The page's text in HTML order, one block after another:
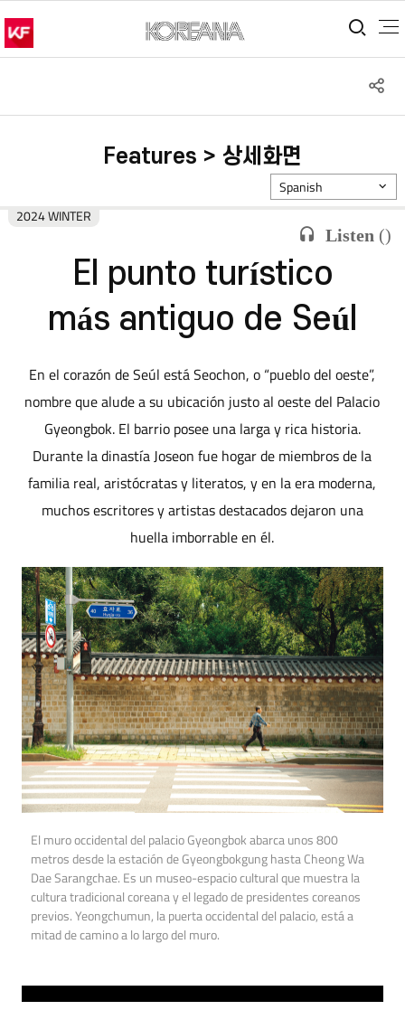
통
Features > 상세화면
Listen ()
2024 WINTER
Spanish
El punto turístico
más antiguo de Seúl
En el corazón de Seúl está Seochon, o “pueblo del oeste”,
nombre que alude a su ubicación justo al oeste del Palacio
Gyeongbok. El barrio posee una larga y rica historia.
Durante la dinastía Joseon fue hogar de miembros de la
familia real, aristócratas y literatos, y en la era moderna,
muchos escritores y artistas destacados dejaron una
huella imborrable en él.
El muro occidental del palacio Gyeongbok abarca unos 800
metros desde la estación de Gyeongbokgung hasta Cheong Wa
Dae Sarangchae. Es un museo-espacio cultural que muestra la
cultura tradicional coreana y el legado de presidentes coreanos
previos. Yeongchumun, la puerta occidental del palacio, está a
mitad de camino a lo largo del muro.